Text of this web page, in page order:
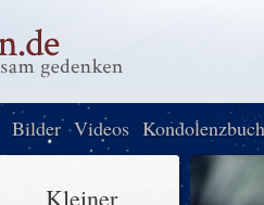
Bilder Videos Kondolenzbuch
Kleiner